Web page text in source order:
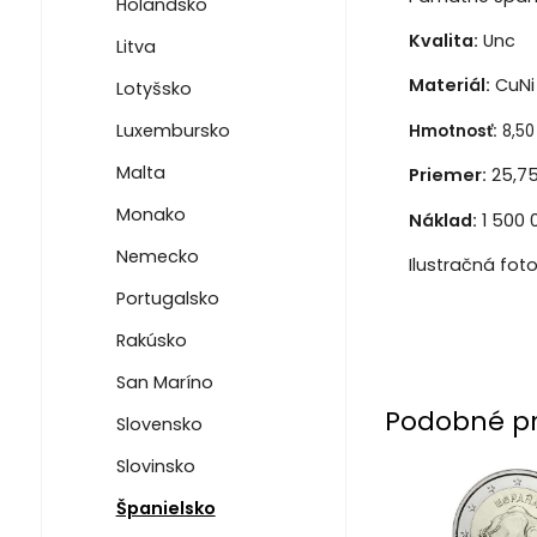
Litva
Lotyšsko
Luxembursko
Malta
Monako
Nemecko
Portugalsko
Rakúsko
San Maríno
Slovensko
Slovinsko
Španielsko
Kvalita: Unc
Materiál:
Hmotnosť:
Priemer:
Náklad: 1 500
Ilustračná
Podobné